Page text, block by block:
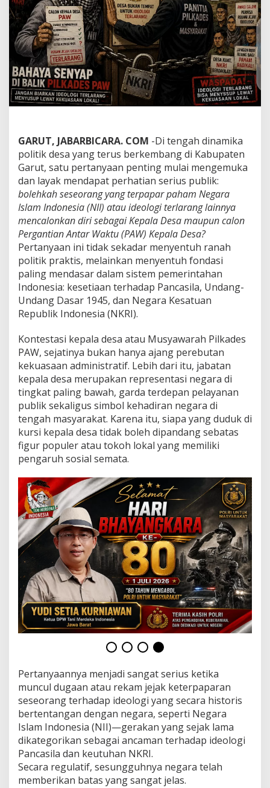
a
l
a
D
e
d
a
n
f
i
r
a
s
i
I
d
e
o
l
g
i
e
r
a
r
a
n
g
GARUT, JABARBICARA. COM -Di tengah dinamika
politik desa yang terus berkembang di Kabupaten
Garut, satu pertanyaan penting mulai mengemuka
dan layak mendapat perhatian serius publik:
bolehkah seseorang yang terpapar paham Negara
Islam Indonesia (NII) atau ideologi terlarang lainnya
mencalonkan diri sebagai Kepala Desa maupun calon
Pergantian Antar Waktu (PAW) Kepala Desa?
Pertanyaan ini tidak sekadar menyentuh ranah
politik praktis, melainkan menyentuh fondasi
paling mendasar dalam sistem pemerintahan
Indonesia: kesetiaan terhadap Pancasila, Undang-
Undang Dasar 1945, dan Negara Kesatuan
Republik Indonesia (NKRI).
Kontestasi kepala desa atau Musyawarah Pilkades
PAW, sejatinya bukan hanya ajang perebutan
kekuasaan administratif. Lebih dari itu, jabatan
kepala desa merupakan representasi negara di
tingkat paling bawah, garda terdepan pelayanan
publik sekaligus simbol kehadiran negara di
tengah masyarakat. Karena itu, siapa yang duduk di
kursi kepala desa tidak boleh dipandang sebatas
figur populer atau tokoh lokal yang memiliki
pengaruh sosial semata.
Pertanyaannya menjadi sangat serius ketika
muncul dugaan atau rekam jejak keterpaparan
seseorang terhadap ideologi yang secara historis
bertentangan dengan negara, seperti Negara
Islam Indonesia (NII)—gerakan yang sejak lama
dikategorikan sebagai ancaman terhadap ideologi
Pancasila dan keutuhan NKRI.
Secara regulatif, sesungguhnya negara telah
memberikan batas yang sangat jelas.